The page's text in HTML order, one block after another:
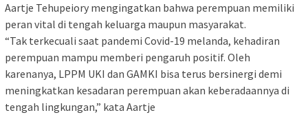
Aartje Tehupeiory mengingatkan bahwa perempuan memiliki
peran vital di tengah keluarga maupun masyarakat.
“Tak terkecuali saat pandemi Covid-19 melanda, kehadiran
perempuan mampu memberi pengaruh positif. Oleh
karenanya, LPPM UKI dan GAMKI bisa terus bersinergi demi
meningkatkan kesadaran perempuan akan keberadaannya di
tengah lingkungan,” kata Aartje